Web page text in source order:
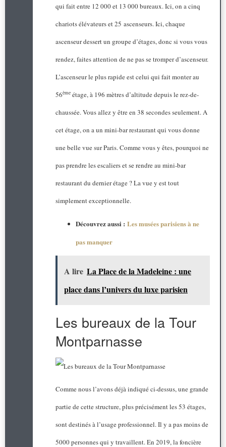
qui fait entre 12 000 et 13 000 bureaux. Ici, on a cinq
chariots élévateurs et 25 ascenseurs. Ici, chaque
ascenseur dessert un groupe d’étages, donc si vous vous
rendez, faites attention de ne pas se tromper d’ascenseur.
L’ascenseur le plus rapide est celui qui fait monter au
56ème étage, à 196 mètres d’altitude depuis le rez-de-
chaussée. Vous allez y être en 38 secondes seulement. A
cet étage, on a un mini-bar restaurant qui vous donne
une belle vue sur Paris. Comme vous y êtes, pourquoi ne
pas prendre les escaliers et se rendre au mini-bar
restaurant du dernier étage ? La vue y est tout
simplement exceptionnelle.
Découvrez aussi : Les musées parisiens à ne
pas manquer
A lire La Place de la Madeleine : une
place dans l’univers du luxe parisien
Les bureaux de la Tour
Montparnasse
Comme nous l’avons déjà indiqué ci-dessus, une grande
partie de cette structure, plus précisément les 53 étages,
sont destinés à l’usage professionnel. Il y a pas moins de
5000 personnes qui y travaillent. En 2019, la foncière